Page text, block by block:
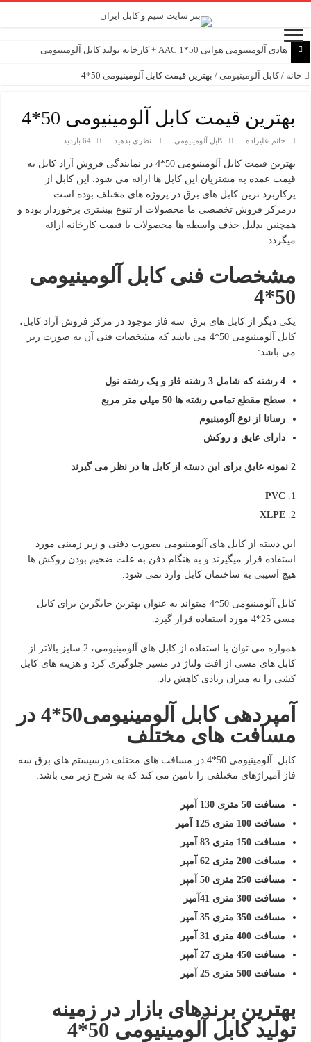
هادی آلومینیومی هوایی 50*1 AAC + کارخانه تولید کابل آلومینیومی
هادی هوایی آلومینیومی AAC و AAAC و ACSR + کارخانه ماهان کابل امیر
ماهان کابل امیر 50*2 آلومینیومی PVC نمایندگی اصلی
کابل 1.5*3 لاستیکی جوشکاب یزد فروش عمده
صادرات کابل 16+70+120*3 ABC هوایی بهترین قیمت ایران
ماهان کابل امیر 35*2 آلومینیومی دفتر فروش لاله زار
کابل آلومینیومی سمنان 16*4 پی وی سی نمایندگی فروش
کابل جوشکاب یزد 50*1 لاستیکی نمایندگی اصلی فروش
خانه / کابل آلومینیومی / بهترین قیمت کابل آلومینیومی 50*4
بهترین قیمت کابل آلومینیومی 50*4
خانم علیزاده کابل آلومینیومی نظری بدهید 64 بازدید
بهترین قیمت کابل آلومینیومی 50*4 در نمایندگی فروش آراد کابل به
قیمت عمده به مشتریان این کابل ها ارائه می شود. این کابل از
پرکاربرد ترین کابل های برق در پروژه های مختلف بوده است.
درمرکز فروش تخصصی ما محصولات از تنوع بیشتری برخوردار بوده و
همچنین بدلیل حذف واسطه ها محصولات با قیمت کارخانه ارائه
میگردد.
مشخصات فنی کابل آلومینیومی
50*4
یکی دیگر از کابل های برق سه فاز موجود در مرکز فروش آراد کابل،
کابل آلومینیومی 50*4 می باشد که مشخصات فنی آن به صورت زیر
می باشد:
4 رشته که شامل 3 رشته فاز و یک رشته نول
سطح مقطع تمامی رشته ها 50 میلی متر مربع
رسانا از نوع آلومینیوم
دارای عایق و روکش
2 نمونه عایق برای این دسته از کابل ها در نظر می گیرند
PVC
XLPE
این دسته از کابل های آلومینیومی بصورت دفنی و زیر زمینی مورد
استفاده قرار میگیرند و به هنگام دفن به علت ضخیم بودن روکش ها
هیچ آسیبی به ساختمان کابل وارد نمی شود.
کابل آلومینیومی 50*4 میتواند به عنوان بهترین جایگزین برای کابل
مسی 25*4 مورد استفاده قرار گیرد.
همواره می توان با استفاده از کابل های آلومینیومی، 2 سایز بالاتر از
کابل های مسی از افت ولتاژ در مسیر جلوگیری کرد و هزینه های کابل
کشی را به میزان زیادی کاهش داد.
آمپردهی کابل آلومینیومی50*4 در
مسافت های مختلف
کابل آلومینیومی 50*4 در مسافت های مختلف درسیستم های برق سه
فاز آمپراژهای مختلفی را تامین می کند که به شرح زیر می باشد:
مسافت 50 متری 130 آمپر
مسافت 100 متری 125 آمپر
مسافت 150 متری 83 آمپر
مسافت 200 متری 62 آمپر
مسافت 250 متری 50 آمپر
مسافت 300 متری 41آمپر
مسافت 350 متری 35 آمپر
مسافت 400 متری 31 آمپر
مسافت 450 متری 27 آمپر
مسافت 500 متری
25 آمپر
بهترین برندهای بازار در زمینه
تولید کابل آلومینیومی 50*4